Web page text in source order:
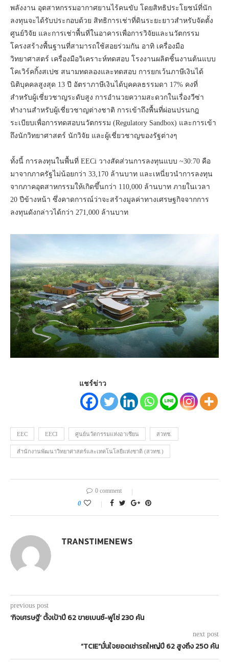
พลังงาน อุตสาหกรรมอากาศยานไร้คนขับ โดยสิทธิประโยชน์ที่นัก
ลงทุนจะได้รับประกอบด้วย สิทธิการเช่าที่ดินระยะยาวสำหรับจัดตั้ง
ศูนย์วิจัย และการเช่าพื้นที่ในอาคารเพื่อการวิจัยและนวัตกรรม
โครงสร้างพื้นฐานที่สามารถใช้สอยร่วมกัน อาทิ เครื่องมือ
วิทยาศาสตร์ เครื่องมือวิเคราะห์ทดสอบ โรงงานผลิตชิ้นงานต้นแบบ
โคเวิร์คกิ้งสเปซ สนามทดลองและทดสอบ การยกเว้นภาษีเงินได้
นิติบุคคลสูงสุด 13 ปี อัตราภาษีเงินได้บุคคลธรรมดา 17% คงที่
สำหรับผู้เชี่ยวชาญระดับสูง การอำนวยความสะดวกในเรื่องวีซ่า
ทำงานสำหรับผู้เชี่ยวชาญต่างชาติ การเข้าถึงพื้นที่ผ่อนปรนกฎ
ระเบียบเพื่อการทดสอบนวัตกรรม (Regulatory Sandbox) และการเข้า
ถึงนักวิทยาศาสตร์ นักวิจัย และผู้เชี่ยวชาญของรัฐต่างๆ
ทั้งนี้ การลงทุนในพื้นที่ EECi วางสัดส่วนการลงทุนแบบ ~30:70 คือ
มาจากภาครัฐไม่น้อยกว่า 33,170 ล้านบาท และเหนี่ยวนำการลงทุน
จากภาคอุตสาหกรรมให้เกิดขึ้นกว่า 110,000 ล้านบาท ภายในเวลา
20 ปีข้างหน้า ซึ่งคาดการณ์ว่าจะสร้างมูลค่าทางเศรษฐกิจจากการ
ลงทุนดังกล่าวได้กว่า 271,000 ล้านบาท
แชร์ข่าว
EEC EECI ศูนย์นวัตกรรมแห่งอาเซียน สวทช.
สำนักงานพัฒนาวิทยาศาสตร์และเทคโนโลยีแห่งชาติ (สวทช.)
0 comment
0
TRANSTIMENEWS
previous post
‘กิจเศรษฐี’ ตั้งเป้าปี 62 ขายเบนซ์-ฟูโซ่ 230 คัน
next post
“TCIE”มั่นใจยอดเช่ารถใหญ่ปี 62 สูงถึง 250 คัน